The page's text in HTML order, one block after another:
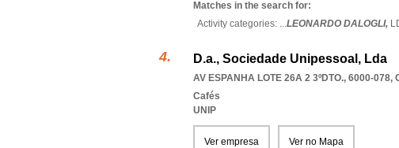
Matches in the search for:
Activity categories: ...LEONARDO DALOGLI,
D.a., Sociedade Unipessoal, Lda
AV ESPANHA LOTE 26A 2 3ºDTO., 6000-078,
Cafés
UNIP
Ver empresa Ver no Mapa